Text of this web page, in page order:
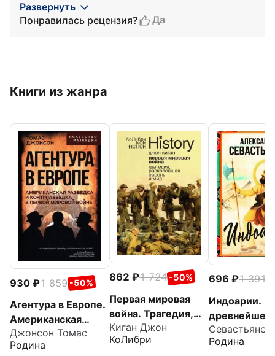
Развернуть
Понравилась рецензия?
Да
Книги из жанра
930 1 859 -50%
Агентура в Европе.
Американская
разведка и
контрразведка в
Джонсон Томас
Родина
862 1 724 -50%
Первая мировая
война. Трагедия,
расколовшая
Европу и мир
Киган Джон
КоЛибри
696 1 391
Индоарии.
древнейшей
цивилизации
Родина